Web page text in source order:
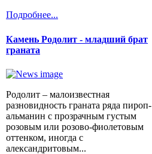
Подробнее...
Камень Родолит - младший брат
граната
Родолит – малоизвестная
разновидность граната ряда пироп-
альманин с прозрачным густым
розовым или розово-фиолетовым
оттенком, иногда с
александритовым...